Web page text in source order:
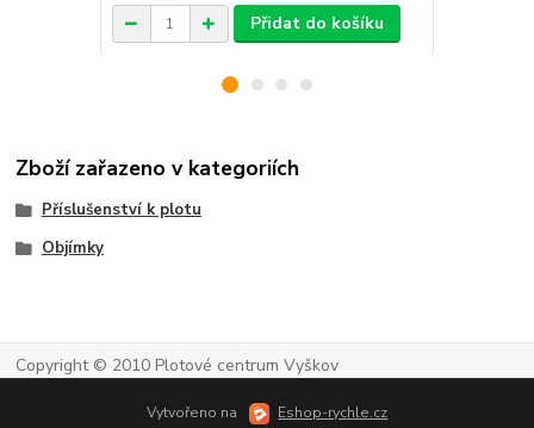
Přidat do košíku
Zboží zařazeno v kategoriích
Příslušenství k plotu
Objímky
Copyright © 2010 Plotové centrum Vyškov
Vytvořeno na Eshop-rychle.cz